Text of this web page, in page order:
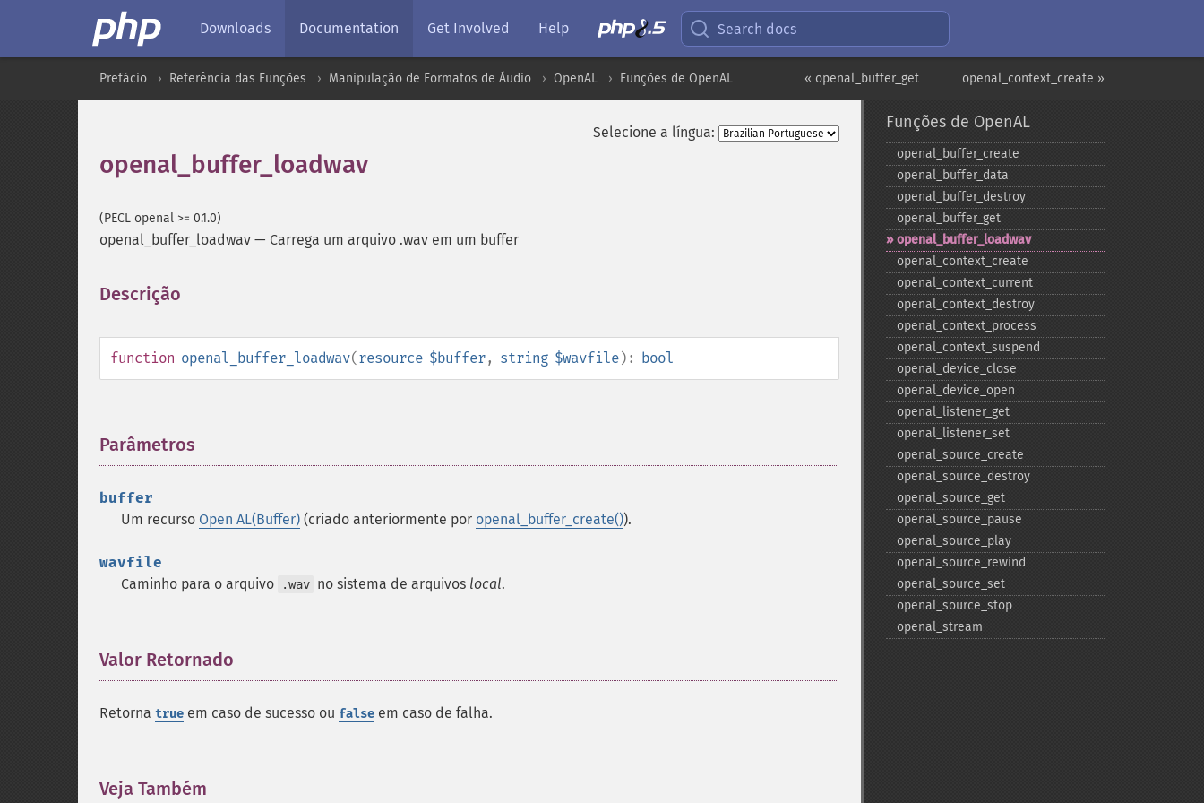
Downloads Documentation Get Involved Help Search docs
openal_context_create »
« openal_buffer_get
Prefácio Referência das Funções Manipulação de Formatos de Áudio OpenAL Funções de OpenAL
Selecione a língua:
openal_buffer_loadwav
(PECL openal >= 0.1.0)
openal_buffer_loadwav — Carrega um arquivo .wav em um buffer
Descrição
function openal_buffer_loadwav(resource $buffer, string $wavfile): bool
Parâmetros
buffer
Um recurso Open AL(Buffer) (criado anteriormente por openal_buffer_create()).
wavfile
Caminho para o arquivo
.wav no sistema de arquivos local.
Valor Retornado
Retorna true em caso de sucesso ou false em caso de falha.
Veja Também
Funções de OpenAL
openal_​buffer_​create
openal_​buffer_​data
openal_​buffer_​destroy
openal_​buffer_​get
openal_​buffer_​loadwav
openal_​context_​create
openal_​context_​current
openal_​context_​destroy
openal_​context_​process
openal_​context_​suspend
openal_​device_​close
openal_​device_​open
openal_​listener_​get
openal_​listener_​set
openal_​source_​create
openal_​source_​destroy
openal_​source_​get
openal_​source_​pause
openal_​source_​play
openal_​source_​rewind
openal_​source_​set
openal_​source_​stop
openal_​stream